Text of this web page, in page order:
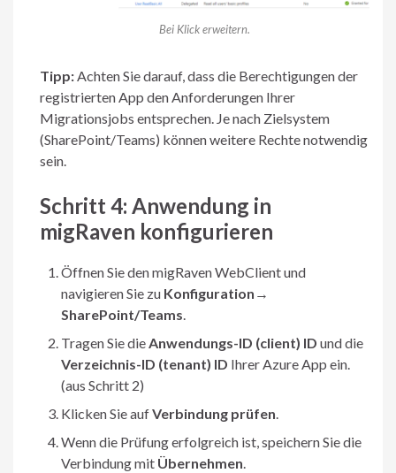
Bei Klick erweitern.
Tipp:Achten Sie darauf, dass die Berechtigungen der
registrierten App den Anforderungen Ihrer
Migrationsjobs entsprechen. Je nach Zielsystem
(SharePoint/Teams) können weitere Rechte notwendig
sein.
Schritt 4: Anwendung in
migRaven konfigurieren
Öffnen Sie den migRaven WebClient und
navigieren Sie zu Konfiguration →
SharePoint/Teams.
Tragen Sie dieAnwendungs-ID (client) ID und die
Verzeichnis-ID (tenant) ID Ihrer Azure App ein.
(aus Schritt 2)
Klicken Sie aufVerbindung prüfen.
Wenn die Prüfung erfolgreich ist, speichern Sie die
Verbindung mit Übernehmen.